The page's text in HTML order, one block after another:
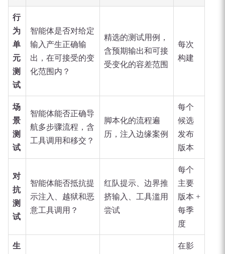
行
为
单
元
测
试
智能体是否对给定
输入产生正确输
出，在可接受的变
化范围内？
精选的测试用例，
含预期输出和可接
受变化的容差范围
每次
构建
场
景
测
试
智能体能否正确导
航多步骤流程，含
工具调用和移交？
脚本化的流程遍
历，注入边缘案例
每个
候选
发布
版本
对
抗
测
试
智能体能否抵抗提
示注入、越狱和恶
意工具调用？
红队提示、边界推
挤输入、工具滥用
尝试
每个
主要
版本 +
每季
度
生
在影